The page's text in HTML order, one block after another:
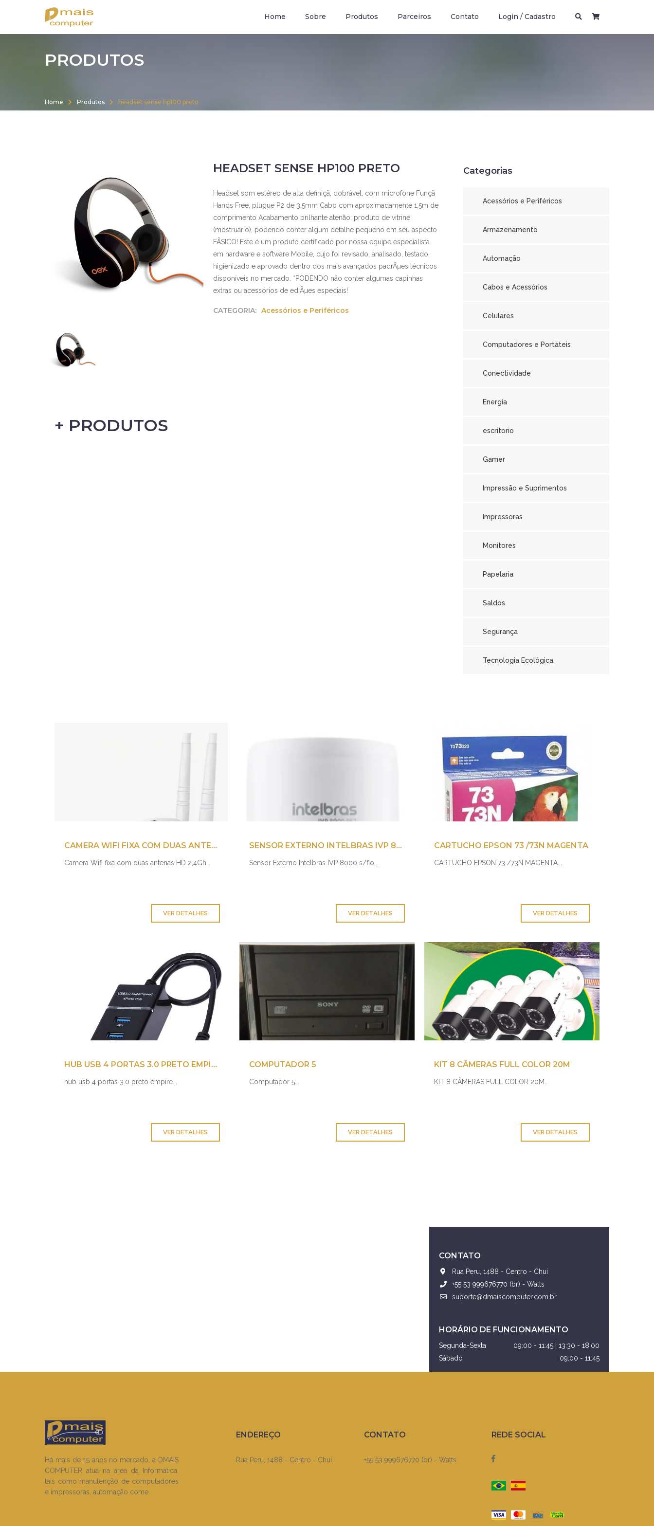
Rua Peru, 1488 - Centro - Chuí
Home Sobre Produtos Parceiros Contato Login / Cadastro
PRODUTOS
Home Produtos headset sense hp100 preto
HEADSET SENSE HP100 PRETO
Headset som estéreo de alta definiçã, dobrável, com microfone Funçã
Hands Free, plugue P2 de 3.5mm Cabo com aproximadamente 1.5m de
comprimento Acabamento brilhante atenão: produto de vitrine
(mostruário), podendo conter algum detalhe pequeno em seu aspecto
FÃSICO! Este é um produto certificado por nossa equipe especialista
em hardware e software Mobile, cujo foi revisado, analisado, testado,
higienizado e aprovado dentro dos mais avançados padrÃµes técnicos
disponíveis no mercado. *PODENDO não conter algumas capinhas
extras ou acessórios de ediÃµes especiais!
CATEGORIA: Acessórios e Periféricos
Categorias
Acessórios e Periféricos
Armazenamento
Automação
Cabos e Acessórios
Celulares
Computadores e Portáteis
Conectividade
Energia
escritorio
Gamer
Impressão e Suprimentos
Impressoras
Monitores
Papelaria
Saldos
Segurança
Tecnologia Ecológica
+ PRODUTOS
CAMERA WIFI FIXA COM DUAS ANTENAS HD 2,4GH
Camera Wifi fixa com duas antenas HD 2,4Gh...
VER DETALHES
SENSOR EXTERNO INTELBRAS IVP 8000 S/FIO
Sensor Externo Intelbras IVP 8000 s/fio...
VER DETALHES
CARTUCHO EPSON 73 /73N MAGENTA
CARTUCHO EPSON 73 /73N MAGENTA...
VER DETALHES
HUB USB 4 PORTAS 3.0 PRETO EMPIRE
hub usb 4 portas 3.0 preto empire...
VER DETALHES
COMPUTADOR 5
Computador 5...
VER DETALHES
KIT 8 CÂMERAS FULL COLOR 20M
KIT 8 CÂMERAS FULL COLOR 20M...
VER DETALHES
CONTATO
Rua Peru, 1488 - Centro - Chuí
+55 53 999676770 (br) - Watts
suporte@dmaiscomputer.com.br
HORÁRIO DE FUNCIONAMENTO
Segunda-Sexta
09:00 - 11:45 | 13:30 - 18:00
Sábado
09:00 - 11:45
Há mais de 15 anos no mercado, a DMAIS
COMPUTER atua na área da Informática,
tais como manutenção de computadores
e impressoras, automação come
ENDEREÇO
Rua Peru, 1488 - Centro - Chuí
CONTATO
+55 53 999676770 (br) - Watts
REDE SOCIAL